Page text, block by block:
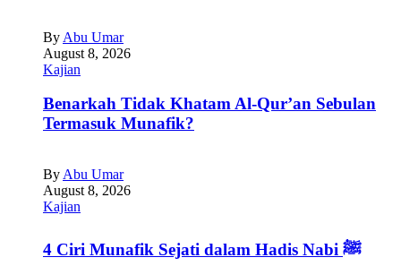
By Abu Umar
August 8, 2026
Kajian
Benarkah Tidak Khatam Al-Qur’an Sebulan
Termasuk Munafik?
By Abu Umar
August 8, 2026
Kajian
4 Ciri Munafik Sejati dalam Hadis Nabi ﷺ